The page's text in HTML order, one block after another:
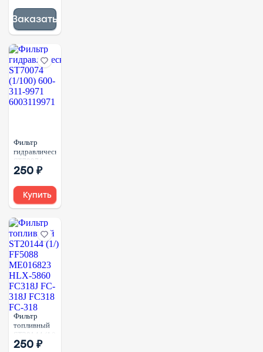
23401-1290
FF5029
Заказать
Фильтр
гидравлический
ST70074
(1/100) 600-
6003119971
250 ₽
Купить
Фильтр
топливный
ST20144 (1/)
FF5088
250 ₽